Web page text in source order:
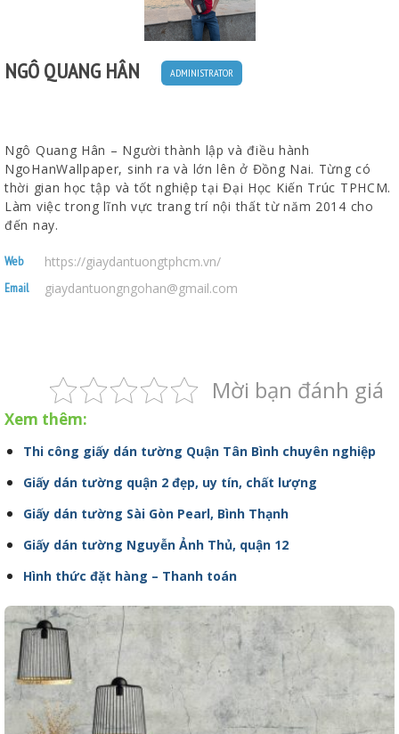
NGÔ QUANG HÂN ADMINISTRATOR
Ngô Quang Hân – Người thành lập và điều hành
NgoHanWallpaper, sinh ra và lớn lên ở Đồng Nai. Từng có
thời gian học tập và tốt nghiệp tại Đại Học Kiến Trúc TPHCM.
Làm việc trong lĩnh vực trang trí nội thất từ năm 2014 cho
đến nay.
Web https://giaydantuongtphcm.vn/
Email giaydantuongngohan@gmail.com
Mời bạn đánh giá
Xem thêm:
Thi công giấy dán tường Quận Tân Bình chuyên nghiệp
Giấy dán tường quận 2 đẹp, uy tín, chất lượng
Giấy dán tường Sài Gòn Pearl, Bình Thạnh
Giấy dán tường Nguyễn Ảnh Thủ, quận 12
Hình thức đặt hàng – Thanh toán